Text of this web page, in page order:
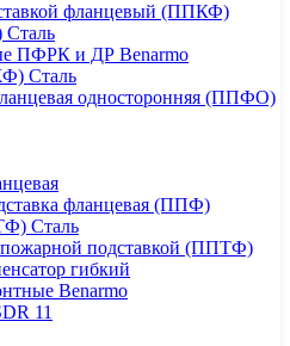
фланцевый (ППКФ)
ПФРК и ДР Benarmo
Сталь
односторонняя (ППФО)
фланцевая (ППФ)
Сталь
подставкой (ППТФ)
гибкий
Benarmo
11